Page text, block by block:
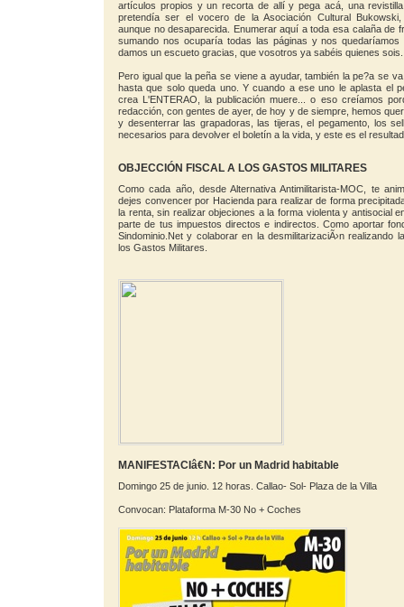
artículos propios y un recorta de allí y pega acá, una revistilla
pretendía ser el vocero de la Asociación Cultural
aunque no desaparecida. Enumerar aquí a toda esa calaña de
sumando nos ocuparía todas las páginas y nos
damos un escueto gracias, que vosotros ya sabéis quienes sois.
Pero igual que la peña se viene a ayudar, también la pe?a se
hasta que solo queda uno. Y cuando a ese uno le aplasta el
crea L'ENTERAO, la publicación muere... o eso creíamos
redacción, con gentes de ayer, de hoy y de siempre, hemos
y desenterrar las grapadoras, las tijeras, el pegamento, los
necesarios para devolver el boletín a la vida, y este es el
OBJECCIÓN FISCAL A LOS GASTOS MILITARES
Como cada año, desde Alternativa Antimilitarista-MOC, te
dejes convencer por Hacienda para realizar de forma
la renta, sin realizar objeciones a la forma violenta y antisocial
parte de tus impuestos directos e indirectos. Como aportar
Sindominio.Net y colaborar en la desmilitarizaciÃ›n realizando
los Gastos Militares.
MANIFESTACIâ€N: Por un Madrid habitable
Domingo 25 de junio. 12 horas. Callao- Sol- Plaza de la Villa
Convocan: Plataforma M-30 No + Coches